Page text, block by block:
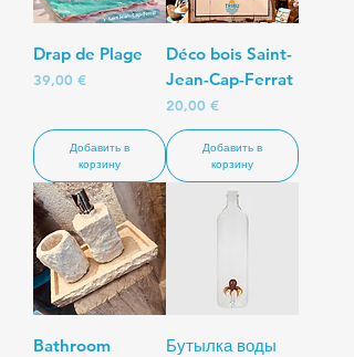
Drap de Plage
Цена
39,00 €
Добавить в
корзину
Déco bois Saint-
Jean-Cap-Ferrat
Цена
20,00 €
Добавить в
корзину
Bathroom Бутылка воды